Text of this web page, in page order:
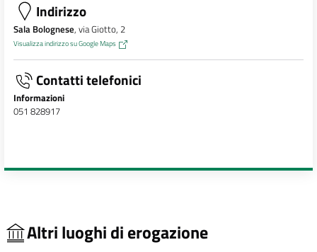
Indirizzo
Sala Bolognese, via Giotto, 2
Visualizza indirizzo su Google Maps
Contatti telefonici
Informazioni
051 828917
Altri luoghi di erogazione